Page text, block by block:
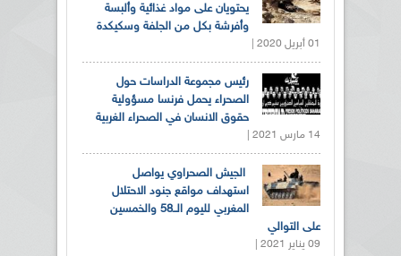
يحتويان على مواد غذائية وألبسة
وأفرشة بكل من الجلفة وسكيكدة
01 أبريل 2020 |
رئيس مجموعة الدراسات حول
الصحراء يحمل فرنسا مسؤولية
حقوق الانسان في الصحراء الغربية
14 مارس 2021 |
الجيش الصحراوي يواصل
استهداف مواقع جنود الاحتلال
المغربي لليوم الــ58 والخمسين
على التوالي
09 يناير 2021 |